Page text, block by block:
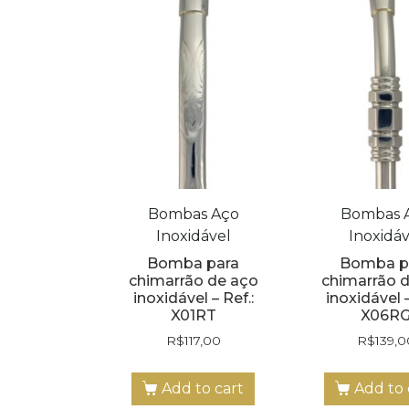
Bombas Aço
Inoxidável
Bomba para
chimarrão de aço
inoxidável – Ref.:
X01RT
R$117,00
Add to cart
Bombas
Bomba
chimarrão
inoxidável
R$
Add to